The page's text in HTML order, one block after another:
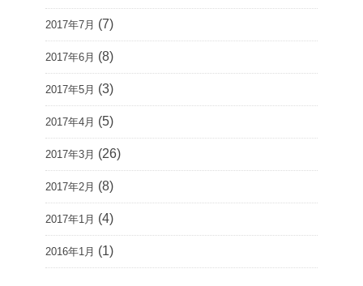
2017年7月 (7)
2017年6月 (8)
2017年5月 (3)
2017年4月 (5)
2017年3月 (26)
2017年2月 (8)
2017年1月 (4)
2016年1月 (1)